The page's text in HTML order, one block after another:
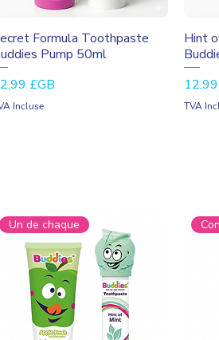
Aperçu rapide
Formula Toothpaste
Pump 50ml
£GB
Incluse
Hint
Prix
TVA
Un de chaque